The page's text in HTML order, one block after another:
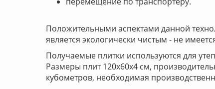
Положительными аспектами данной
является экологически чистым - не
Получаемые плитки используются для
Размеры плит 120х60х4 см,
кубометров, необходимая